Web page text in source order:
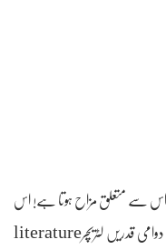
اس سے متعلق مزاح ہوتا ہے! اس
میں ایک تاثیر ملتی ہے۔ اور پرانی باتوں میں بعض دوامی قدریں لٹریچرliterature